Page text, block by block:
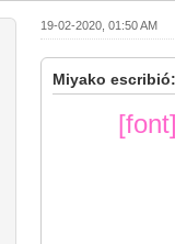
19-02-2020, 01:50 AM
Miyako escribió: